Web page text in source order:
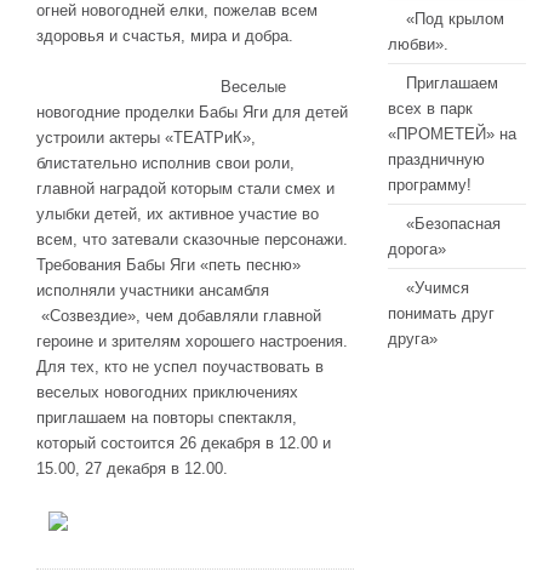
огней новогодней елки, пожелав всем
здоровья и счастья, мира и добра.
Веселые
новогодние проделки Бабы Яги для детей
устроили актеры «ТЕАТРиК»,
блистательно исполнив свои роли,
главной наградой которым стали смех и
улыбки детей, их активное участие во
всем, что затевали сказочные персонажи.
Требования Бабы Яги «петь песню»
исполняли участники ансамбля
«Созвездие», чем добавляли главной
героине и зрителям хорошего настроения.
Для тех, кто не успел поучаствовать в
веселых новогодних приключениях
приглашаем на повторы спектакля,
который состоится 26 декабря в 12.00 и
15.00, 27 декабря в 12.00.
«Под крылом
любви».
Приглашаем
всех в парк
«ПРОМЕТЕЙ» на
праздничную
программу!
«Безопасная
дорога»
«Учимся
понимать друг
друга»